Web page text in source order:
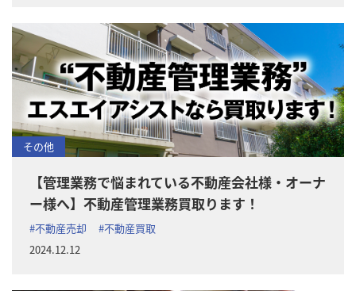
その他
【管理業務で悩まれている不動産会社様・オーナ
ー様へ】不動産管理業務買取ります！
#不動産売却
#不動産買取
2024.12.12